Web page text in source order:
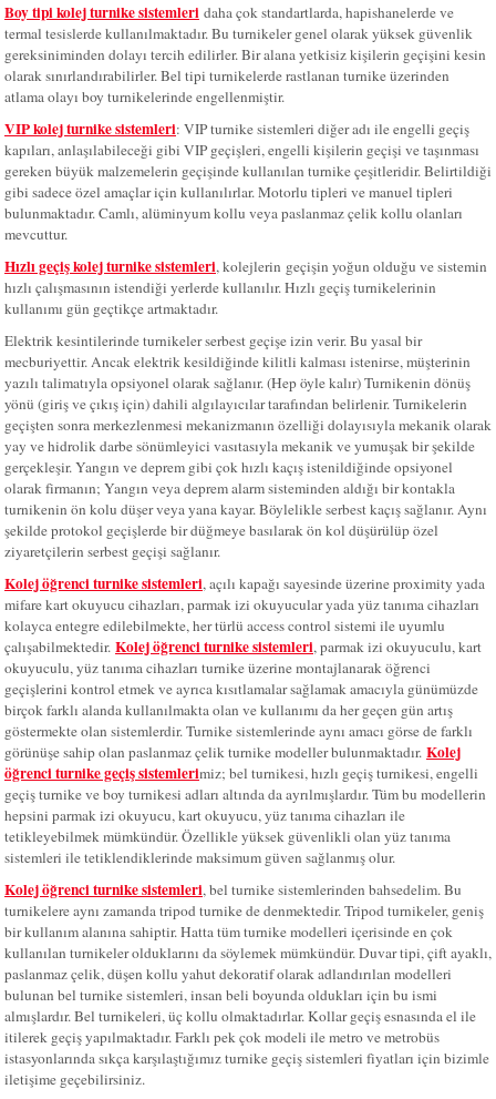
Boy tipi kolej turnike sistemleri daha çok standartlarda, hapishanelerde ve
termal tesislerde kullanılmaktadır. Bu turnikeler genel olarak yüksek güvenlik
gereksiniminden dolayı tercih edilirler. Bir alana yetkisiz kişilerin geçişini kesin
olarak sınırlandırabilirler. Bel tipi turnikelerde rastlanan turnike üzerinden
atlama olayı boy turnikelerinde engellenmiştir.
VIP kolej turnike sistemleri: VIP turnike sistemleri diğer adı ile engelli geçiş
kapıları, anlaşılabileceği gibi VIP geçişleri, engelli kişilerin geçişi ve taşınması
gereken büyük malzemelerin geçişinde kullanılan turnike çeşitleridir. Belirtildiği
gibi sadece özel amaçlar için kullanılırlar. Motorlu tipleri ve manuel tipleri
bulunmaktadır. Camlı, alüminyum kollu veya paslanmaz çelik kollu olanları
mevcuttur.
Hızlı geçiş kolej turnike sistemleri, kolejlerin geçişin yoğun olduğu ve sistemin
hızlı çalışmasının istendiği yerlerde kullanılır. Hızlı geçiş turnikelerinin
kullanımı gün geçtikçe artmaktadır.
Elektrik kesintilerinde turnikeler serbest geçişe izin verir. Bu yasal bir
mecburiyettir. Ancak elektrik kesildiğinde kilitli kalması istenirse, müşterinin
yazılı talimatıyla opsiyonel olarak sağlanır. (Hep öyle kalır) Turnikenin dönüş
yönü (giriş ve çıkış için) dahili algılayıcılar tarafından belirlenir. Turnikelerin
geçişten sonra merkezlenmesi mekanizmanın özelliği dolayısıyla mekanik olarak
yay ve hidrolik darbe sönümleyici vasıtasıyla mekanik ve yumuşak bir şekilde
gerçekleşir. Yangın ve deprem gibi çok hızlı kaçış istenildiğinde opsiyonel
olarak firmanın; Yangın veya deprem alarm sisteminden aldığı bir kontakla
turnikenin ön kolu düşer veya yana kayar. Böylelikle serbest kaçış sağlanır. Aynı
şekilde protokol geçişlerde bir düğmeye basılarak ön kol düşürülüp özel
ziyaretçilerin serbest geçişi sağlanır.
Kolej öğrenci turnike sistemleri, açılı kapağı sayesinde üzerine proximity yada
mifare kart okuyucu cihazları, parmak izi okuyucular yada yüz tanıma cihazları
kolayca entegre edilebilmekte, her türlü access control sistemi ile uyumlu
çalışabilmektedir. Kolej öğrenci turnike sistemleri, parmak izi okuyuculu, kart
okuyuculu, yüz tanıma cihazları turnike üzerine montajlanarak öğrenci
geçişlerini kontrol etmek ve ayrıca kısıtlamalar sağlamak amacıyla günümüzde
birçok farklı alanda kullanılmakta olan ve kullanımı da her geçen gün artış
göstermekte olan sistemlerdir. Turnike sistemlerinde aynı amacı görse de farklı
görünüşe sahip olan paslanmaz çelik turnike modeller bulunmaktadır. Kolej
öğrenci turnike geçiş sistemlerimiz; bel turnikesi, hızlı geçiş turnikesi, engelli
geçiş turnike ve boy turnikesi adları altında da ayrılmışlardır. Tüm bu modellerin
hepsini parmak izi okuyucu, kart okuyucu, yüz tanıma cihazları ile
tetikleyebilmek mümkündür. Özellikle yüksek güvenlikli olan yüz tanıma
sistemleri ile tetiklendiklerinde maksimum güven sağlanmış olur.
Kolej öğrenci turnike sistemleri, bel turnike sistemlerinden bahsedelim. Bu
turnikelere aynı zamanda tripod turnike de denmektedir. Tripod turnikeler, geniş
bir kullanım alanına sahiptir. Hatta tüm turnike modelleri içerisinde en çok
kullanılan turnikeler olduklarını da söylemek mümkündür. Duvar tipi, çift ayaklı,
paslanmaz çelik, düşen kollu yahut dekoratif olarak adlandırılan modelleri
bulunan bel turnike sistemleri, insan beli boyunda oldukları için bu ismi
almışlardır. Bel turnikeleri, üç kollu olmaktadırlar. Kollar geçiş esnasında el ile
itilerek geçiş yapılmaktadır. Farklı pek çok modeli ile metro ve metrobüs
istasyonlarında sıkça karşılaştığımız turnike geçiş sistemleri fiyatları için bizimle
iletişime geçebilirsiniz.